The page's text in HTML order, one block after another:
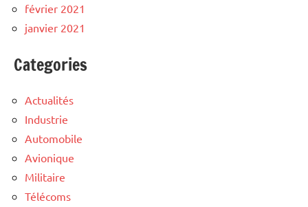
février 2021
janvier 2021
Categories
Actualités
Industrie
Automobile
Avionique
Militaire
Télécoms